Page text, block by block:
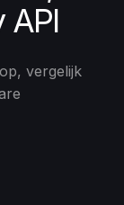
API
vergelijk